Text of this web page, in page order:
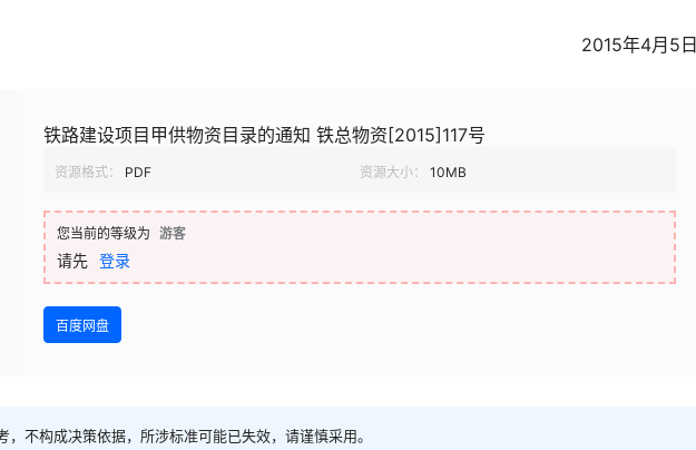
2015年4月5日
铁路建设项目甲供物资目录的通知 铁总物资[2015]117号
资源格式： PDF 资源大小： 10MB
您当前的等级为 游客
请先 登录
百度网盘
，不构成决策依据，所涉标准可能已失效，请谨慎采用。